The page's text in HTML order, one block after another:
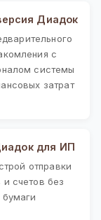
Диадок
с
системы
затрат
для ИП
отправки
и счетов без
бумаги